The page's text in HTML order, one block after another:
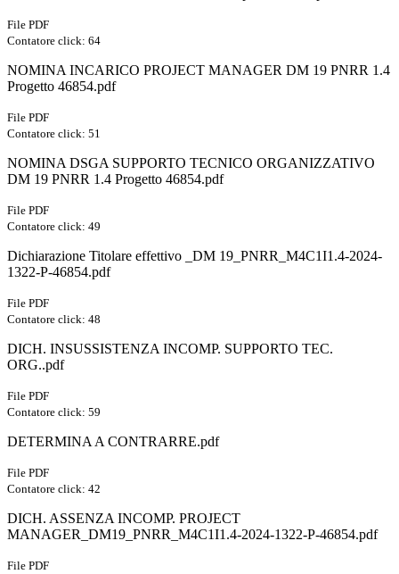
File PDF
Contatore click: 64
NOMINA INCARICO PROJECT MANAGER DM 19 PNRR 1.4
Progetto 46854.pdf
File PDF
Contatore click: 51
NOMINA DSGA SUPPORTO TECNICO ORGANIZZATIVO
DM 19 PNRR 1.4 Progetto 46854.pdf
File PDF
Contatore click: 49
Dichiarazione Titolare effettivo _DM 19_PNRR_M4C1I1.4-2024-
1322-P-46854.pdf
File PDF
Contatore click: 48
DICH. INSUSSISTENZA INCOMP. SUPPORTO TEC.
ORG..pdf
File PDF
Contatore click: 59
DETERMINA A CONTRARRE.pdf
File PDF
Contatore click: 42
DICH. ASSENZA INCOMP. PROJECT
MANAGER_DM19_PNRR_M4C1I1.4-2024-1322-P-46854.pdf
File PDF